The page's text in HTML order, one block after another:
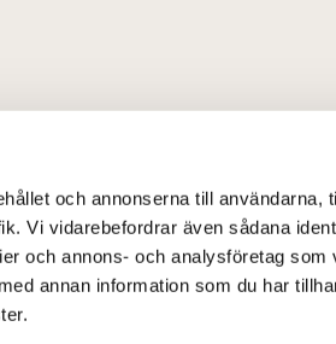
och annonserna till användarna,
Vi vidarebefordrar även sådana
och annons- och analysföretag som
annan information som du har